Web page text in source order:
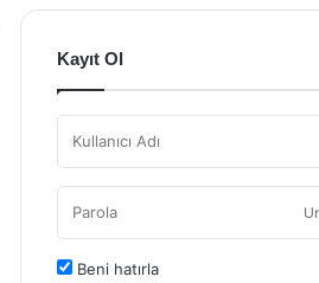
Kayıt Ol
Beni hatırla